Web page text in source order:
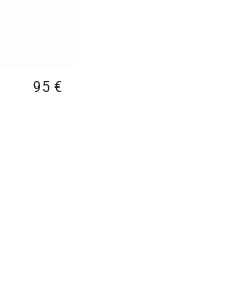
95 €5 out of 5 Customer Rating